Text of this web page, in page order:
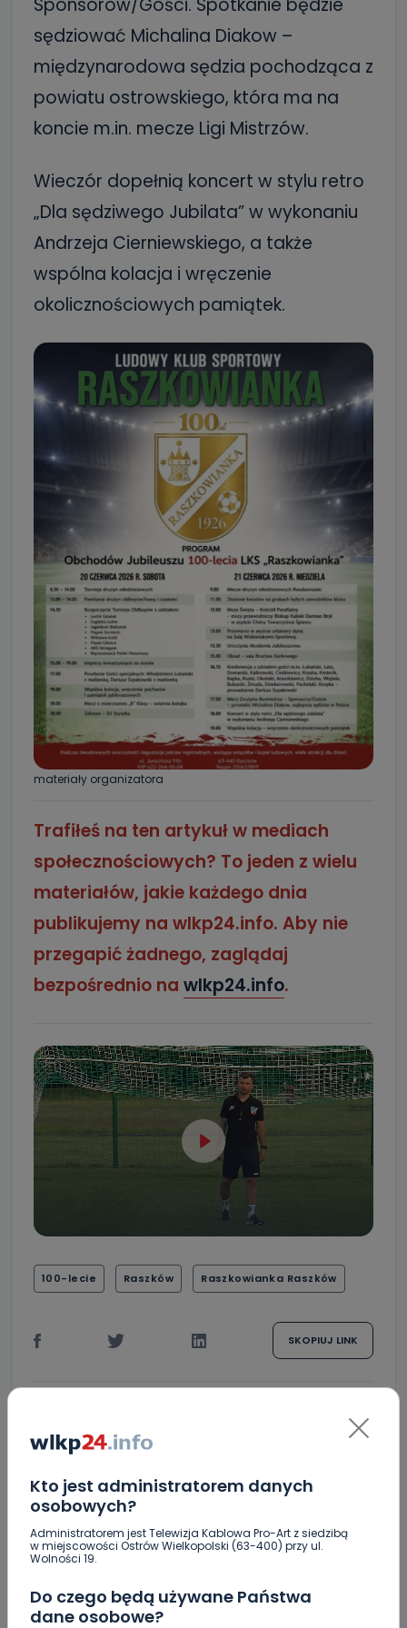
Kto jest administratorem danych
osobowych?
Administratorem jest Telewizja Kablowa Pro-Art z siedzibą
w miejscowości Ostrów Wielkopolski (63-400) przy ul.
Wolności 19.
Do czego będą używane Państwa
dane osobowe?
Sponsorów/Gości. Spotkanie będzie
sędziować Michalina Diakow –
międzynarodowa sędzia pochodząca z
powiatu ostrowskiego, która ma na
koncie m.in. mecze Ligi Mistrzów.
Wieczór dopełnią koncert w stylu retro
„Dla sędziwego Jubilata” w wykonaniu
Andrzeja Cierniewskiego, a także
wspólna kolacja i wręczenie
okolicznościowych pamiątek.
materiały organizatora
Trafiłeś na ten artykuł w mediach
społecznościowych? To jeden z wielu
materiałów, jakie każdego dnia
publikujemy na wlkp24.info. Aby nie
przegapić żadnego, zaglądaj
bezpośrednio na wlkp24.info.
100-lecie Raszków Raszkowianka Raszków
SKOPIUJ LINK